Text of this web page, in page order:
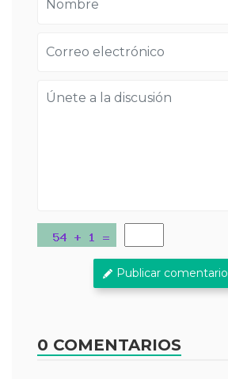
Publicar comentario
0 COMENTARIOS